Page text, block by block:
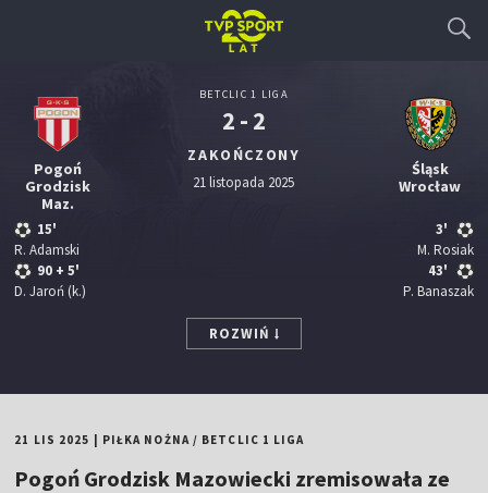
Pogoń
Grodzisk
Maz.
15'
R. Adamski
90 + 5'
D. Jaroń (k.)
BETCLIC 1 LIGA
2 - 2
ZAKOŃCZONY
21 listopada 2025
Śląsk
Wrocław
3'
M. Rosiak
43'
P. Banaszak
ROZWIŃ
21 LIS 2025 PIŁKA NOŻNA/ BETCLIC 1 LIGA
Pogoń Grodzisk Mazowiecki zremisowała ze